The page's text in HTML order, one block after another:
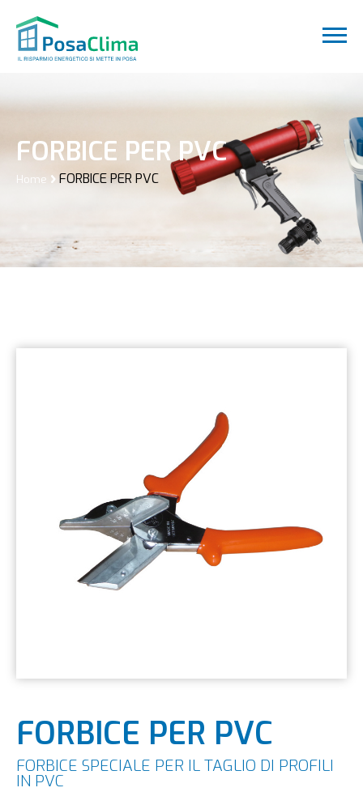
FORBICE PER PVC
Home FORBICE PER PVC
FORBICE PER PVC
FORBICE SPECIALE PER IL TAGLIO DI PROFILI
IN PVC